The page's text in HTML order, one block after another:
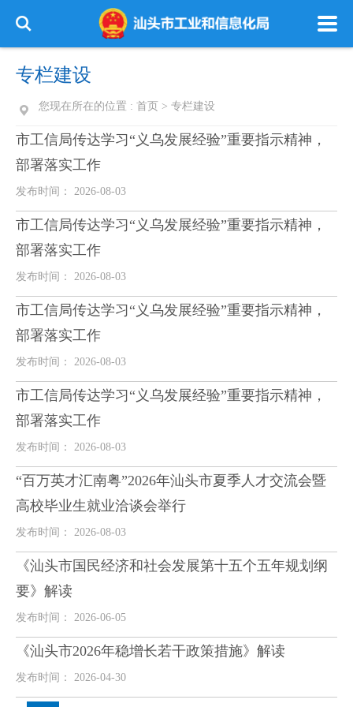
专栏建设
您现在所在的位置 : 首页 > 专栏建设
市工信局传达学习“义乌发展经验”重要指示精神，
部署落实工作
发布时间： 2026-08-03
市工信局传达学习“义乌发展经验”重要指示精神，
部署落实工作
发布时间： 2026-08-03
市工信局传达学习“义乌发展经验”重要指示精神，
部署落实工作
发布时间： 2026-08-03
市工信局传达学习“义乌发展经验”重要指示精神，
部署落实工作
发布时间： 2026-08-03
“百万英才汇南粤”2026年汕头市夏季人才交流会暨
高校毕业生就业洽谈会举行
发布时间： 2026-08-03
《汕头市国民经济和社会发展第十五个五年规划纲
要》解读
发布时间： 2026-06-05
《汕头市2026年稳增长若干政策措施》解读
发布时间： 2026-04-30